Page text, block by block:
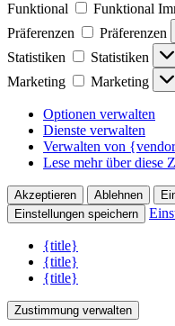
Funktional
Funktional
Präferenzen
Präferenzen
Statistiken
Statistiken
Marketing
Marketing
Optionen verwalten
Dienste verwalten
Verwalten von
Lese mehr über diese
Akzeptieren Ablehnen
Einstellungen speichern
{title}
{title}
{title}
Zustimmung verwalten